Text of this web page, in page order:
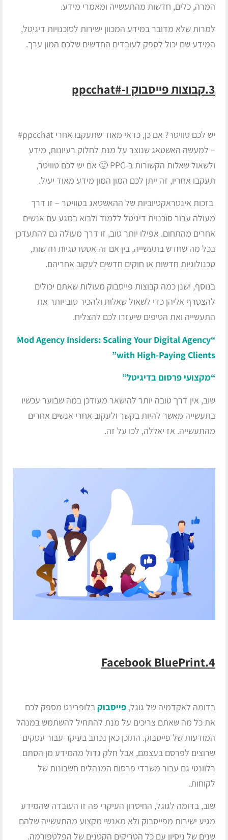
המרה, כלים, חדשות מהתעשייה ומאמרי מידע.
למרות שלא מדובר במידע המכוון ישירות לסוכנויות דיגיטל,
המידע שם יכול לספק לעובדים החדשים שלכם המון ערך.
3.קבוצות פייסבוק ו-#ppcchat
יש לכם טוויטר? אם כן, כדאי מאוד שתעקבו אחרי ppcchat#
– למעשה האשטאג שנוצר על מנת לחלוק רעיונות, מידע
ולשאול שאלות הקשורות ב-PPC 🙂 אם יש לכם טוויטר,
תעקבו אחריו, זה ייתן לכם המון המון מידע מאוד יעיל.
בזכות אינטראקטיוביות של ההאשטאג בטוויטר – זו דרך
מעולה עבור סוכנוית דיגיטל ללמוד ולבוא במגע עם אנשים
אחרים מהתחום. אפילו יותר טוב, זו דרך מעולה גם להתעדכן
בכל מה שחדש בתעשייה, בין אם זה אסטרטגיות חדשות,
טכנולוגיות חדשות או חוקים חדשים לעקוב אחריהם.
בנוסף, ישנן כמה קבוצות פייסבוק מעולות שאתם יכולים
להצטרף אליהן כדי לשאול שאלות ולהכיר טוב יותר את
התעשייה ואת הטיפים שיעזרו לכם להצליח.
“Mod Agency Insiders: Scaling Your Digital Agency
with High-Paying Clients”
“מקצועי פרסום בדיגיטל”
שוב, אין דרך טובה יותר להישאר מעודכן במה שבוער עכשיו
בתעשייה מאשר להיות בקשר ולעקוב אחרי אנשים אחרים
מהתעשייה. אז יאללה, לכו על זה.
4.Facebook BluePrint
בדומה לאקדמיה של גוגל, פייסבוקבלופרינט מספק לכם
את כל מה שאתם צריכים על מנת להתחיל להשתמש במנהל
המודעות של פייסבוק. התוכן כאן נכתב בעיקר עבור עסקים
שרוצים לפרסם בעצמם, אבל חלק גדול מהמידע מן הסתם
רלוונטי גם עבור משרדי פרסום המנהלים חשבונות של
לקוחות.
שוב, בדומה לגוגל, החיסרון העיקרי פה זו העובדה שהמידע
מגיע ישירות מפייסבוק ולא מאנשי מקצוע מהתעשייה שלהם
שנים של ניסיון עם כל הטריקים הקטנים של הפלטפורמה.